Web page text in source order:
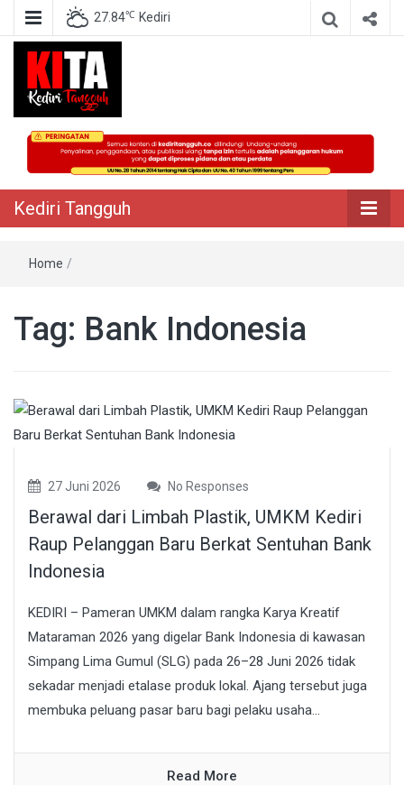
27.84℃ Kediri
Kediri Tangguh
Berita Akurat Terpercaya
Kediri Tangguh
Home /
Tag: Bank Indonesia
27 Juni 2026 No Responses
Berawal dari Limbah Plastik, UMKM Kediri
Raup Pelanggan Baru Berkat Sentuhan Bank
Indonesia
KEDIRI – Pameran UMKM dalam rangka Karya Kreatif
Mataraman 2026 yang digelar Bank Indonesia di kawasan
Simpang Lima Gumul (SLG) pada 26–28 Juni 2026 tidak
sekadar menjadi etalase produk lokal. Ajang tersebut juga
membuka peluang pasar baru bagi pelaku usaha...
Read More